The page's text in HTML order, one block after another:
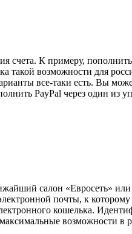
счета. К примеру,
возможности для
все-таки есть. Вы
PayPal через один из
салон «Евросеть»
почты, к
кошелька.
возможности в